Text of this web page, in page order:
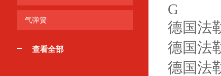
气弹簧
查看全部
G
德国法
德国法
德国法